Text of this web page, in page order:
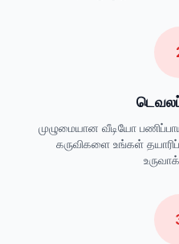
முழுமையான வீடியோ
கருவிகளை உங்கள்